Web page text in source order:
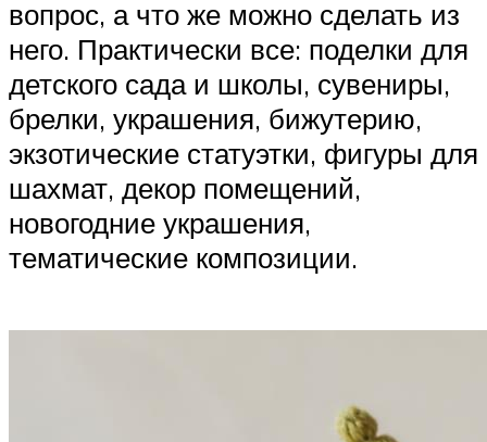
вопрос, а что же можно сделать из
него. Практически все: поделки для
детского сада и школы, сувениры,
брелки, украшения, бижутерию,
экзотические статуэтки, фигуры для
шахмат, декор помещений,
новогодние украшения,
тематические композиции.